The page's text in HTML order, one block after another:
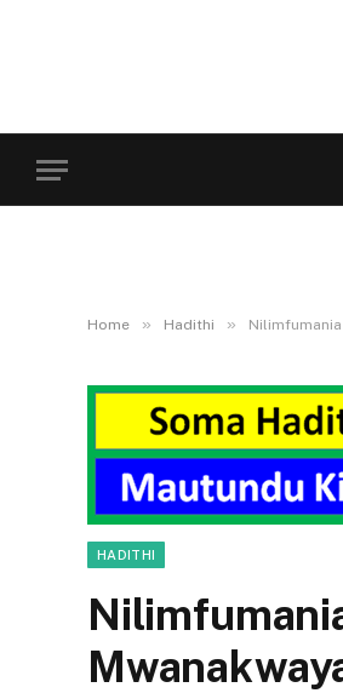
Home » Hadithi » Nilimfumania
HADITHI